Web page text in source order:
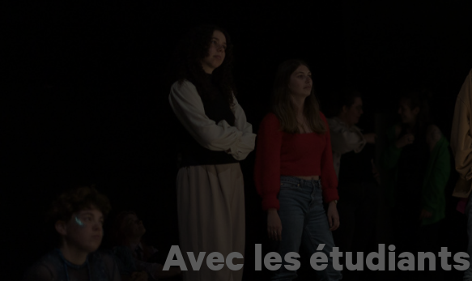
Avec les étudiants